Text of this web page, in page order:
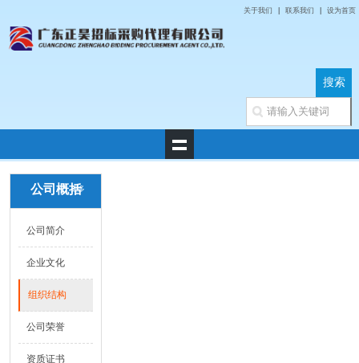
关于我们 联系我们 设为首页
公司概括
更多
公司简介
企业文化
组织结构
公司荣誉
资质证书